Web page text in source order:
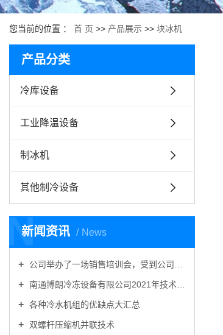
您当前的位置 ： 首 页 >> 产品展示 >> 块冰机
产品分类
冷库设备
工业降温设备
制冰机
其他制冷设备
新闻资讯 News
N
公司举办了一场销售培训会，受到公司一致好评！
南通博朗冷冻设备有限公司2021年技术交流会圆满收官
各种冷水机组的优缺点大汇总
双螺杆压缩机并联技术